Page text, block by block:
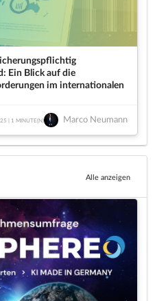
Ein Blick auf die
im internationalen
Marco Neumann
| 1 MINUTE(N)
Alle anzeigen